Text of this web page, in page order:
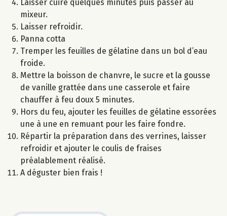
Laisser cuire quelques minutes puis passer au
mixeur.
Laisser refroidir.
Panna cotta
Tremper les feuilles de gélatine dans un bol d’eau
froide.
Mettre la boisson de chanvre, le sucre et la gousse
de vanille grattée dans une casserole et faire
chauffer à feu doux 5 minutes.
Hors du feu, ajouter les feuilles de gélatine essorées
une à une en remuant pour les faire fondre.
Répartir la préparation dans des verrines, laisser
refroidir et ajouter le coulis de fraises
préalablement réalisé.
A déguster bien frais !